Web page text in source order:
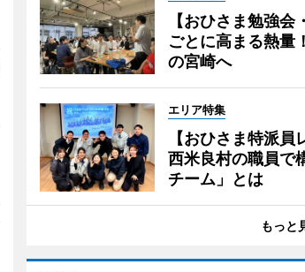
【おひさま勉強
ごとに高まる熱量
の宮崎へ
エリア特集
【おひさま特派員
西米良村の職員で
チーム」とは
もっと